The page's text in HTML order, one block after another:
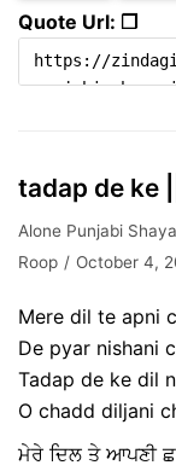
Quote Url: ❐
tadap de ke
Alone Punjabi
Roop
October 4,
Mere dil te apni
De pyar nishani
Tadap de ke dil
O chadd diljani
ਮੇਰੇ ਦਿਲ ਤੇ ਆਪਣੀ